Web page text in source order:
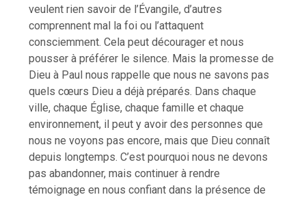
veulent rien savoir de l’Évangile, d’autres
comprennent mal la foi ou l’attaquent
consciemment. Cela peut décourager et nous
pousser à préférer le silence. Mais la promesse de
Dieu à Paul nous rappelle que nous ne savons pas
quels cœurs Dieu a déjà préparés. Dans chaque
ville, chaque Église, chaque famille et chaque
environnement, il peut y avoir des personnes que
nous ne voyons pas encore, mais que Dieu connaît
depuis longtemps. C’est pourquoi nous ne devons
pas abandonner, mais continuer à rendre
témoignage en nous confiant dans la présence de